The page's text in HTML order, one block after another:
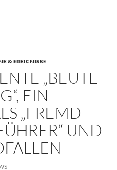
& EREIGNISSE
„BEUTE-
EIN
„FREMD-
UND